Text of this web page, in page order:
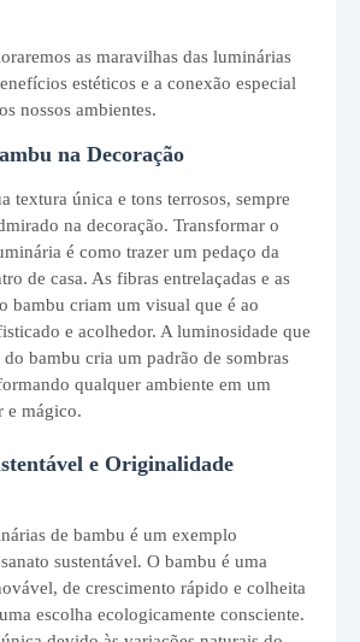
as maravilhas das luminárias
estéticos e a conexão especial
nossos ambientes.
na Decoração
textura única e tons terrosos, sempre
na decoração. Transformar o
é como trazer um pedaço da
de casa. As fibras entrelaçadas e as
bambu criam um visual que é ao
e acolhedor. A luminosidade que
do bambu cria um padrão de sombras
qualquer ambiente em um
e mágico.
e Originalidade
de bambu é um exemplo
sustentável. O bambu é uma
de crescimento rápido e colheita
escolha ecologicamente consciente.